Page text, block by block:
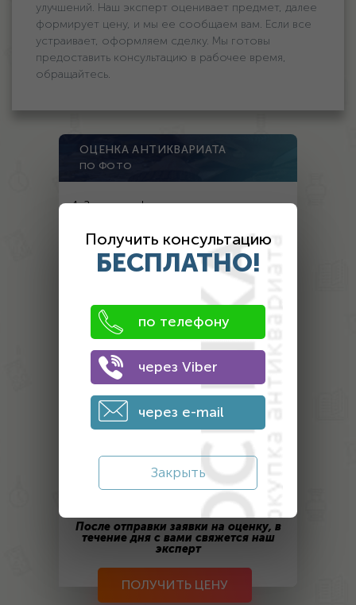
улучшений. Наш эксперт оценивает предмет, далее
формирует цену, и мы ее сообщаем вам. Если все
устраивает, оформляем сделку. Мы готовы
предоставить консультацию в рабочее время,
обращайтесь.
ОЦЕНКА АНТИКВАРИАТА
ПО ФОТО
1. Загрузите фото предмета
фото 6
2. Оставьте контактные данные
После отправки заявки на оценку, в
течение дня с вами свяжется наш
эксперт
ПОЛУЧИТЬ ЦЕНУ
Получить консультацию
БЕСПЛАТНО!
по телефону
через Viber
через e-mail
Закрыть